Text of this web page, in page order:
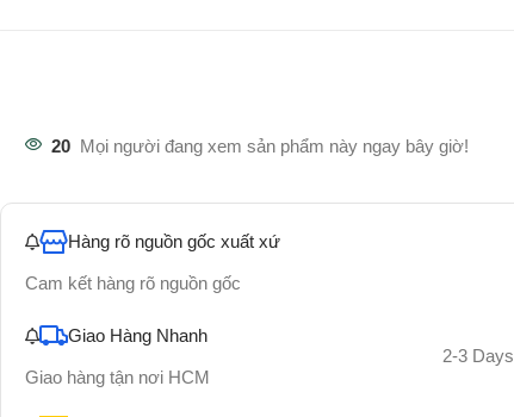
20 Mọi người đang xem sản phẩm này ngay bây giờ!
Hàng rõ nguồn gốc xuất xứ
Cam kết hàng rõ nguồn gốc
Giao Hàng Nhanh
Giao hàng tận nơi HCM
2-3 Days